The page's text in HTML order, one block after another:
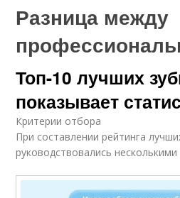
Разница между
Топ-10 лучших
показывает
Критерии отбора
При составлении рейтинга
руководствовались